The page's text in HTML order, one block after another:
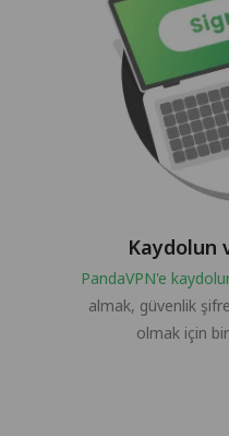
Kaydolun
PandaVPN'e
almak, güvenlik
olmak için